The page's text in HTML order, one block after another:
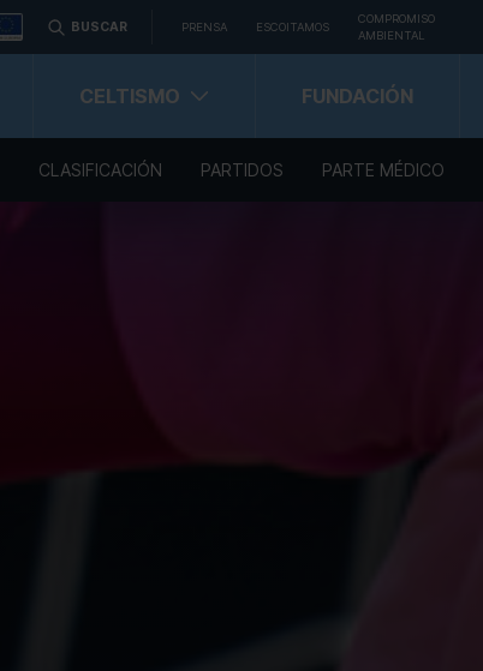
BUSCAR PRENSA ESCOITAMOS
COMPROMISO
AMBIENTAL
CELTISMO FUNDACIÓN
CLASIFICACIÓN PARTIDOS PARTE MÉDICO